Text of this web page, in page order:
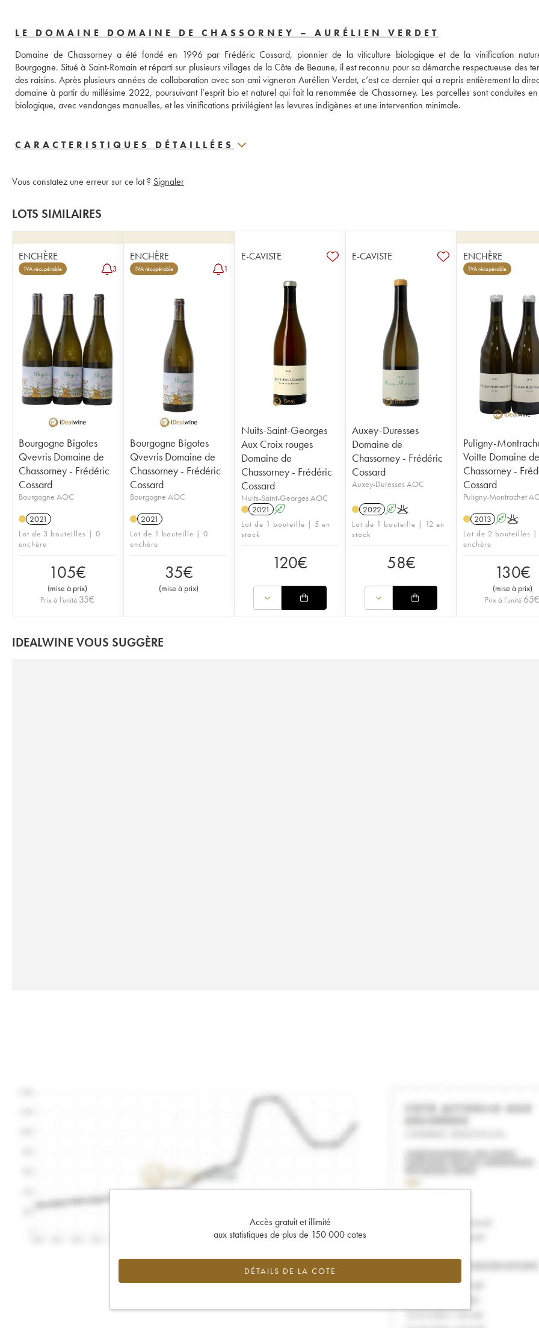
LE DOMAINE DOMAINE DE CHASSORNEY – AURÉLIEN VERDET
Domaine de Chassorney a été fondé en 1996 par Frédéric Cossard, pionnier de la viticulture biologique et de la vinification
Bourgogne. Situé à Saint-Romain et réparti sur plusieurs villages de la Côte de Beaune, il est reconnu pour sa démarche respectueuse des
des raisins. Après plusieurs années de collaboration avec son ami vigneron Aurélien Verdet, c’est ce dernier qui a repris entièrement la
domaine à partir du millésime 2022, poursuivant l’esprit bio et naturel qui fait la renommée de Chassorney. Les parcelles sont conduites
biologique, avec vendanges manuelles, et les vinifications privilégient les levures indigènes et une intervention minimale.
CARACTERISTIQUES DÉTAILLÉES
Vous constatez une erreur sur ce lot ? Signaler
LOTS SIMILAIRES
ENCHÈRE
TVA récupérable 3
Bourgogne Bigotes
Qvevris Domaine de
Chassorney - Frédéric
Cossard
Bourgogne AOC
2021
Lot de 3 bouteilles | 0
enchère
105€
(mise à prix)
Prix à l'unité 35€
ENCHÈRE
TVA récupérable 1
Bourgogne Bigotes
Qvevris Domaine de
Chassorney - Frédéric
Cossard
Bourgogne AOC
2021
Lot de 1 bouteille | 0
enchère
35€
(mise à prix)
E-CAVISTE
Nuits-Saint-Georges
Aux Croix rouges
Domaine de
Chassorney - Frédéric
Cossard
Nuits-Saint-Georges AOC
2021 A
Lot de 1 bouteille | 5 en
stock
120€
E-CAVISTE
Auxey-Duresses
Domaine de
Chassorney - Frédéric
Cossard
Auxey-Duresses AOC
2022 AK
Lot de 1 bouteille | 12 en
stock
58€
ENCHÈRE
TVA récupérable
Puligny-
Voitte Domaine
Chassorney -
Cossard
Puligny-Montrachet
2013 AK
Lot de 2 bouteilles
enchère
130€
(mise à prix)
Prix à l'unité 65
IDEALWINE VOUS SUGGÈRE
Accès gratuit et illimité
aux statistiques de plus de 150 000 cotes
DÉTAILS DE LA COTE